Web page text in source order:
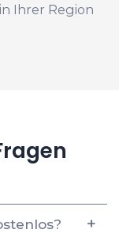
Ihrer Region